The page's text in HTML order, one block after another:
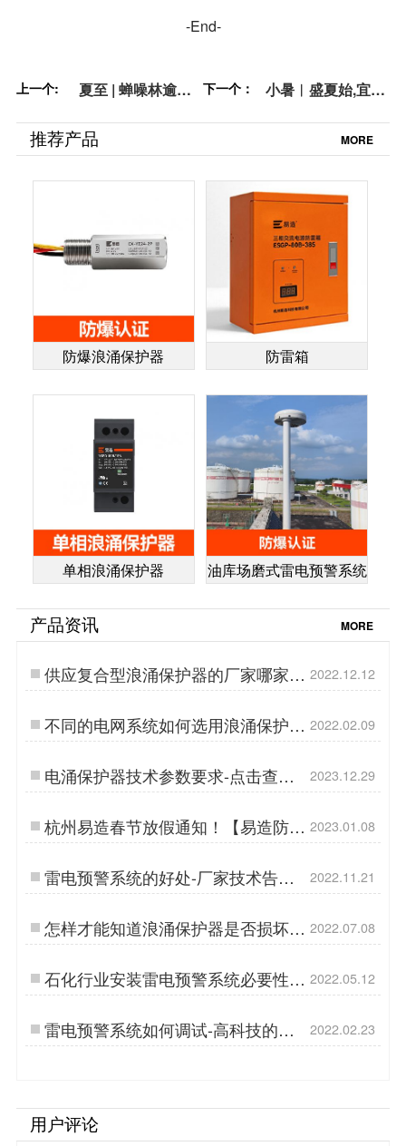
-End-
上一个:
夏至 | 蝉噪林逾
【杭州易造】
下一个：
小暑︱盛夏始,宜清
推荐产品 MORE
防爆浪涌保护器 防雷箱
单相浪涌保护器 油库场磨式雷电预警系统
产品资讯 MORE
供应复合型浪涌保护器的厂家哪家
好？【易造防雷】…
2022.12.12
不同的电网系统如何选用浪涌保护
器-这么选更省钱【杭州易造】…
2022.02.09
电涌保护器技术参数要求-点击查看-
易造防雷…
2023.12.29
杭州易造春节放假通知！【易造防
雷】…
2023.01.08
雷电预警系统的好处-厂家技术告诉
你【易造防雷】…
2022.11.21
怎样才能知道浪涌保护器是否损坏-
遥信端子告诉你【杭州易造】…
2022.07.08
石化行业安装雷电预警系统必要性-
提前预警安全更有保障【杭州易造】
…
2022.05.12
雷电预警系统如何调试-高科技的雷
电预警就是不一样【杭州易造】…
2022.02.23
用户评论